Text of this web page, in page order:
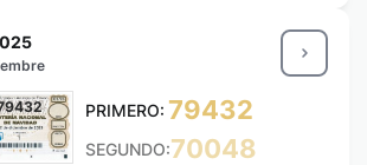
PRIMERO: 79432
SEGUNDO:70048